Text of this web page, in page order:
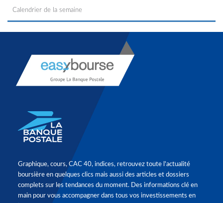
Calendrier de la semaine
Graphique, cours, CAC 40, indices, retrouvez toute l'actualité
boursière en quelques clics mais aussi des articles et dossiers
complets sur les tendances du moment. Des informations clé en
main pour vous accompagner dans tous vos investissements en